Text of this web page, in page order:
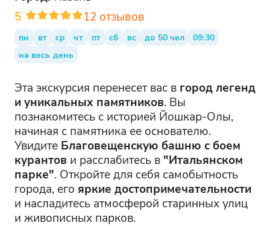
5
12 отзывов
пн вт ср чт пт сб вс до 50 чел
09:30
на весь день
Эта экскурсия перенесет вас в город легенд
и уникальных памятников. Вы
познакомитесь с историей Йошкар-Олы,
начиная с памятника ее основателю.
Увидите Благовещенскую башню с боем
курантов и расслабитесь в "Итальянском
парке". Откройте для себя самобытность
города, его яркие достопримечательности
и насладитесь атмосферой старинных улиц
и живописных парков.